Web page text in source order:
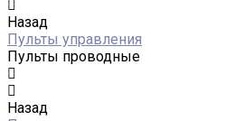
Назад
Пульты управления
Пульты проводные
Назад